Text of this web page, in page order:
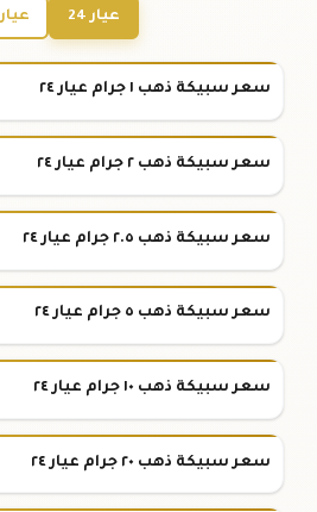
عيار 24 عيار 21
سعر سبيكة ذهب ١ جرام عيار ٢٤
سعر سبيكة ذهب ٢ جرام عيار ٢٤
سعر سبيكة ذهب ٢.٥ جرام عيار ٢٤
سعر سبيكة ذهب ٥ جرام عيار ٢٤
سعر سبيكة ذهب ١٠ جرام عيار ٢٤
سعر سبيكة ذهب ٢٠ جرام عيار ٢٤